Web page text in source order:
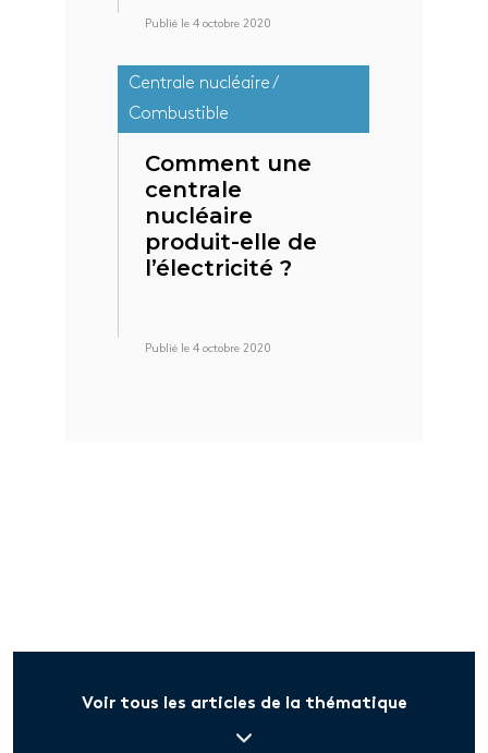
Publié le 4 octobre 2020
Centrale nucléaire /
Combustible
Comment une
centrale
nucléaire
produit-elle de
l’électricité ?
Publié le 4 octobre 2020
Voir tous les articles de la thématique